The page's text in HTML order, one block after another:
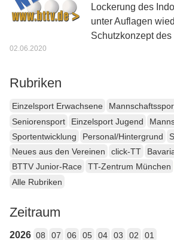
Lockerung des
unter Auflagen
Schutzkonzept
02.06.2020
Rubriken
Einzelsport Erwachsene
Seniorensport
Einzelsport Jugend
Sportentwicklung
Personal/Hintergrund
Neues aus den Vereinen
click-TT
BTTV Junior-Race
TT-Zentrum München
Alle Rubriken
Zeitraum
2026 08 07 06 05 04 03 02 01